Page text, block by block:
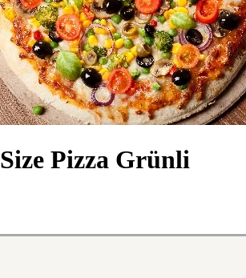
Pizza Grünli